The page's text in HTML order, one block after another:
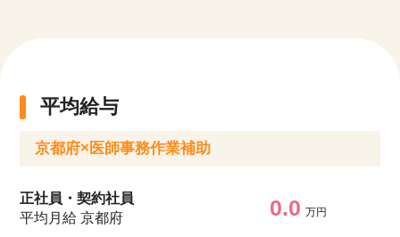
平均給与
京都府×医師事務作業補助
正社員・契約社員
平均月給 京都府
0.0 万円